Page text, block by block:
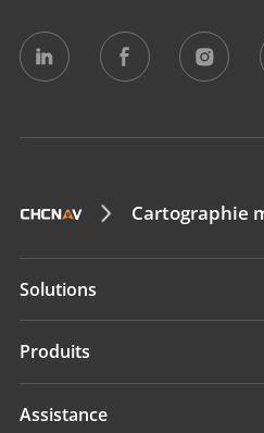
Cartographie
Solutions
Topographie & ingénierie
Produits
Topographie & ingénierie
Assistance